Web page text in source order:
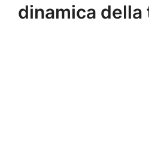
dinamica della